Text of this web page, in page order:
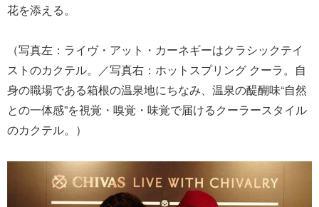
花を添える。
（写真左：ライヴ・アット・カーネギーはクラシックテイ
ストのカクテル。／写真右：ホットスプリング クーラ。自
身の職場である箱根の温泉地にちなみ、温泉の醍醐味“自然
との一体感”を視覚・嗅覚・味覚で届けるクーラースタイル
のカクテル。）